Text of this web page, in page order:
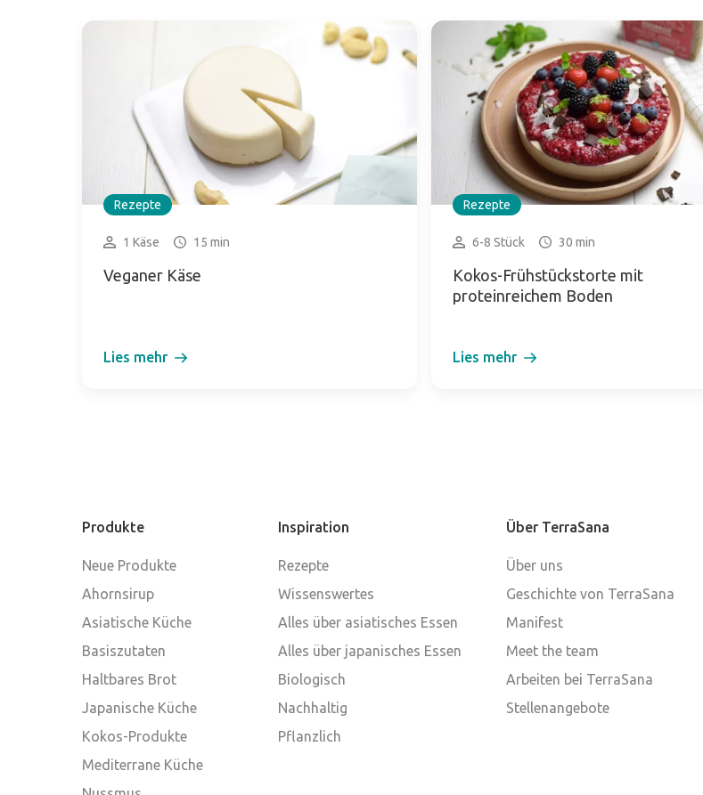
Rezepte
1 Käse 15 min
Veganer Käse
Lies mehr
Rezepte
6-8 Stück 30 min
Kokos-Frühstückstorte mit
proteinreichem Boden
Lies mehr
Produkte
Neue Produkte
Ahornsirup
Asiatische Küche
Basiszutaten
Haltbares Brot
Japanische Küche
Kokos-Produkte
Mediterrane Küche
Inspiration
Rezepte
Wissenswertes
Alles über asiatisches Essen
Alles über japanisches Essen
Biologisch
Nachhaltig
Pflanzlich
Über TerraSana
Über uns
Geschichte von TerraSana
Manifest
Meet the team
Arbeiten bei TerraSana
Stellenangebote